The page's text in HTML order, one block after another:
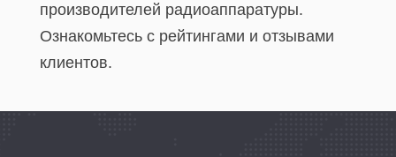
производителей радиоаппаратуры.
Ознакомьтесь с рейтингами и отзывами
клиентов.